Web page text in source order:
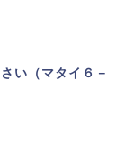
い（マタイ６－